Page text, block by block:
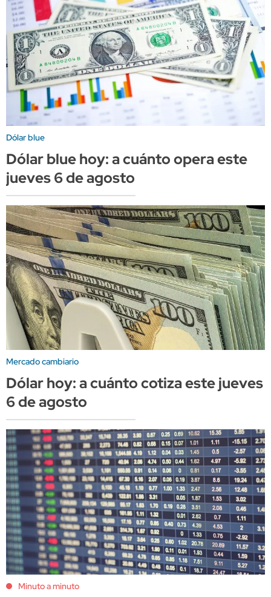
Dólar blue
Dólar blue hoy: a cuánto opera este
jueves 6 de agosto
Mercado cambiario
Dólar hoy: a cuánto cotiza este jueves
6 de agosto
Minuto a minuto